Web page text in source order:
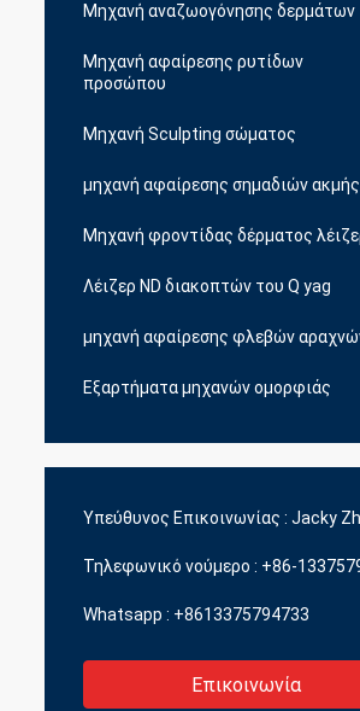
Μηχανή αναζωογόνησης δερμάτων
Μηχανή αφαίρεσης ρυτίδων
προσώπου
Μηχανή Sculpting σώματος
μηχανή αφαίρεσης σημαδιών ακμής
Μηχανή φροντίδας δέρματος
Λέιζερ ND διακοπτών του Q yag
μηχανή αφαίρεσης φλεβών
Εξαρτήματα μηχανών ομορφιάς
Υπεύθυνος Επικοινωνίας : Jacky
Τηλεφωνικό νούμερο : +86-
Whatsapp : +8613375794733
Επικοινωνία